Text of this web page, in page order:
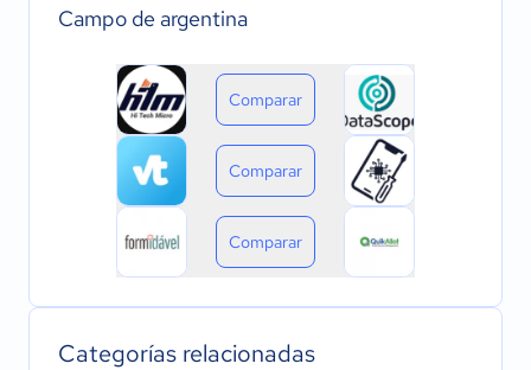
Campo de argentina
Comparar
Comparar
Comparar
Categorías relacionadas